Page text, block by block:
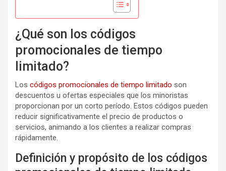
¿Qué son los códigos
promocionales de tiempo
limitado?
Los códigos promocionales de tiempo limitado son
descuentos u ofertas especiales que los minoristas
proporcionan por un corto período. Estos códigos pueden
reducir significativamente el precio de productos o
servicios, animando a los clientes a realizar compras
rápidamente.
Definición y propósito de los códigos